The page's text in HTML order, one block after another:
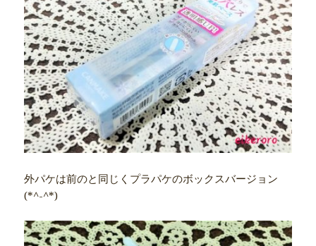
外パケは前のと同じくプラパケのボックスバージョン
(*^-^*)